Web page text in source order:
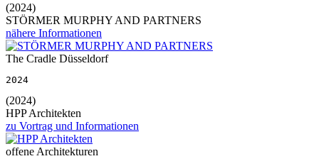
(2024)
STÖRMER MURPHY AND PARTNERS
nähere Informationen
The Cradle Düsseldorf
2024
(2024)
HPP Architekten
zu Vortrag und Informationen
offene Architekturen